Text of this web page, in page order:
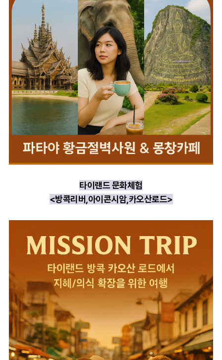
타이랜드 문화체험
<방콕리버,아이콘시암,카오산로드>